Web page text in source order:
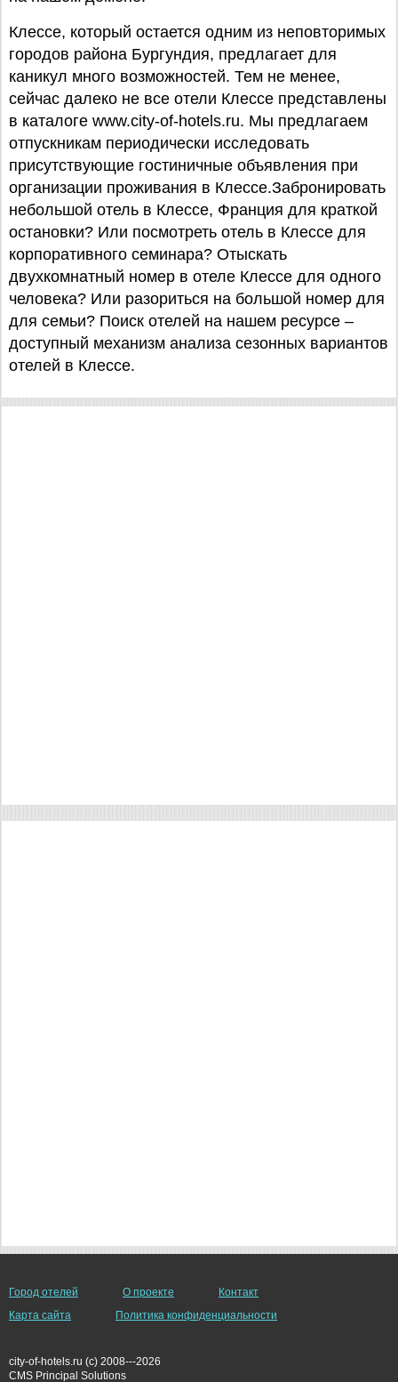
Клессе, который остается одним из неповторимых
городов района Бургундия, предлагает для
каникул много возможностей. Тем не менее,
сейчас далеко не все отели Клессе представлены
в каталоге www.city-of-hotels.ru. Мы предлагаем
отпускникам периодически исследовать
присутствующие гостиничные объявления при
организации проживания в Клессе.Забронировать
небольшой отель в Клессе, Франция для краткой
остановки? Или посмотреть отель в Клессе для
корпоративного семинара? Отыскать
двухкомнатный номер в отеле Клессе для одного
человека? Или разориться на большой номер для
для семьи? Поиск отелей на нашем ресурсе –
доступный механизм анализа сезонных вариантов
отелей в Клессе.
Город отелей О проекте
Контакт
Карта сайта
Политика конфиденциальности
city-of-hotels.ru (c) 2008---2026
СMS Principal Solutions